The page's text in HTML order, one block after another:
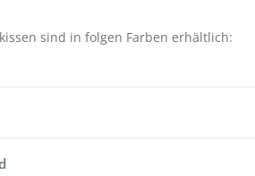
sind in folgen Farben erhältlich: